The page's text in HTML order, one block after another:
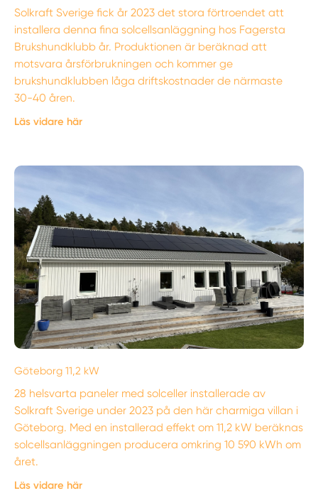
Solkraft Sverige fick år 2023 det stora förtroendet att
installera denna fina solcellsanläggning hos Fagersta
Brukshundklubb år. Produktionen är beräknad att
motsvara årsförbrukningen och kommer ge
brukshundklubben låga driftskostnader de närmaste
30-40 åren.
Läs vidare här
Göteborg 11,2 kW
28 helsvarta paneler med solceller installerade av
Solkraft Sverige under 2023 på den här charmiga villan i
Göteborg. Med en installerad effekt om 11,2 kW beräknas
solcellsanläggningen producera omkring 10 590 kWh om
året.
Läs vidare här